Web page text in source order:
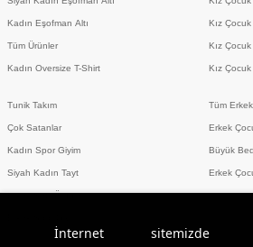
İnternet sitemizde
Kadın Eşofman Altı
Tüm Ürünler
Kadın Oversize T-Shirt
Tunik Takım
Çok Satanlar
Kadın Spor Giyim
Siyah Kadın Tayt
Erkek Setli Ürünler
Kız
Kız
Kız
Tüm
Erkek
Büyük
Erkek